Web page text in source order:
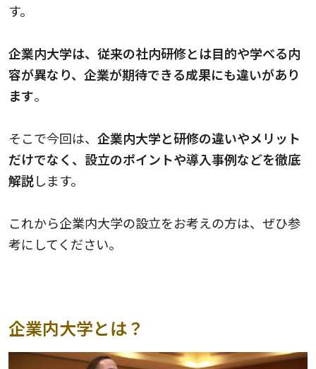
す。
企業内大学は、従来の社内研修とは目的や学べる内
容が異なり、企業が期待できる成果にも違いがあり
ます。
そこで今回は、 企業内大学と研修の違いやメリット
だけでなく、設立のポイントや導入事例などを徹底
解説します。
これから企業内大学の設立をお考えの方は、ぜひ参
考にしてください。
企業内大学とは？